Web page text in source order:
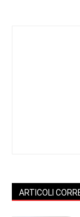
ARTICOLI